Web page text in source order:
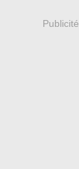
Publicité